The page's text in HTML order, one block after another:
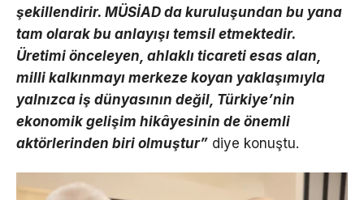
şekillendirir. MÜSİAD da kuruluşundan bu yana
tam olarak bu anlayışı temsil etmektedir.
Üretimi önceleyen, ahlaklı ticareti esas alan,
milli kalkınmayı merkeze koyan yaklaşımıyla
yalnızca iş dünyasının değil, Türkiye’nin
ekonomik gelişim hikâyesinin de önemli
aktörlerinden biri olmuştur” diye konuştu.